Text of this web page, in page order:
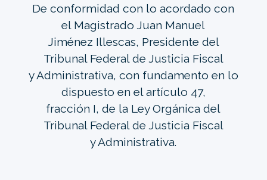
De conformidad con lo acordado con
el Magistrado Juan Manuel
Jiménez Illescas, Presidente del
Tribunal Federal de Justicia Fiscal
y Administrativa, con fundamento en lo
dispuesto en el artículo 47,
fracción I, de la Ley Orgánica del
Tribunal Federal de Justicia Fiscal
y Administrativa.